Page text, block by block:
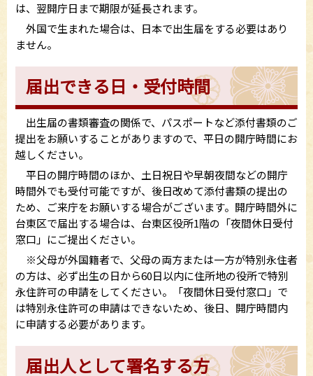
は、翌開庁日まで期限が延長されます。
外国で生まれた場合は、日本で出生届をする必要はあり
ません。
届出できる日・受付時間
出生届の書類審査の関係で、パスポートなど添付書類のご
提出をお願いすることがありますので、平日の開庁時間にお
越しください。
平日の開庁時間のほか、土日祝日や早朝夜間などの開庁
時間外でも受付可能ですが、後日改めて添付書類の提出の
ため、ご来庁をお願いする場合がございます。開庁時間外に
台東区で届出する場合は、台東区役所1階の「夜間休日受付
窓口」にご提出ください。
※父母が外国籍者で、父母の両方または一方が特別永住者
の方は、必ず出生の日から60日以内に住所地の役所で特別
永住許可の申請をしてください。「夜間休日受付窓口」で
は特別永住許可の申請はできないため、後日、開庁時間内
に申請する必要があります。
届出人として署名する方